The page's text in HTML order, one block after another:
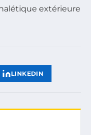
extérieure
LINKEDIN